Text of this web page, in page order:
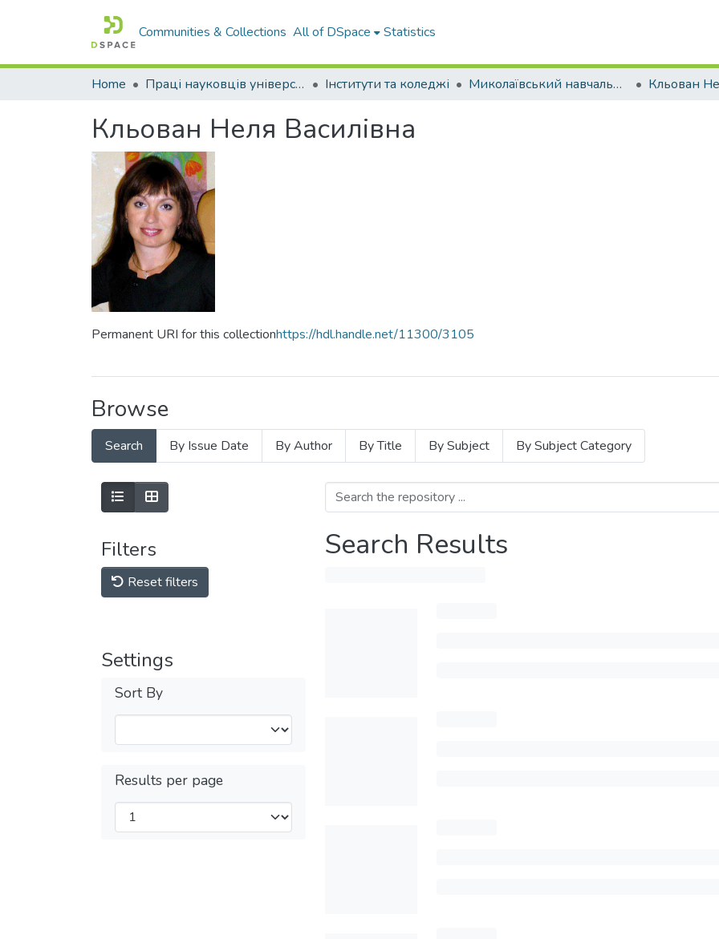
Communities & Collections All of DSpace Statistics
Home Праці науковців університету Інститути та коледжі Миколаївський навчально-науковий інститут права Кльован
Кльован Неля Василівна
Permanent URI for this collectionhttps://hdl.handle.net/11300/3105
Browse
Search By Issue Date By Author By Title By Subject By Subject Category
Filters
Reset filters
Settings
Sort By
Results per page
Search Results